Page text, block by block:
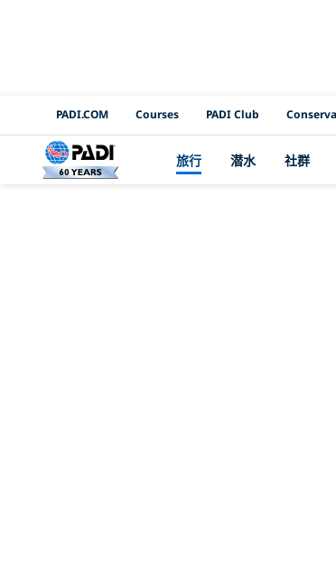
PADI Channels
PADI.COM Courses PADI Club
旅行 潜水 社群